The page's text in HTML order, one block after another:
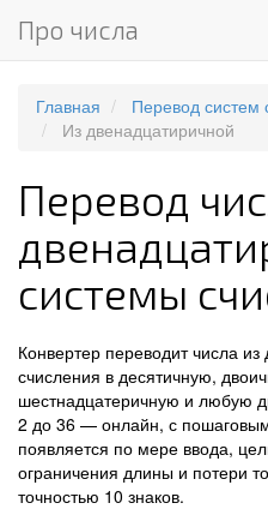
Про числа
Главная
Перевод систем
Из двенадцатиричной
Перевод
системы
Конвертер переводит числа
счисления в десятичную,
шестнадцатеричную и любую
2 до 36 — онлайн, с
появляется по мере ввода,
ограничения длины и потери
точностью 10 знаков.